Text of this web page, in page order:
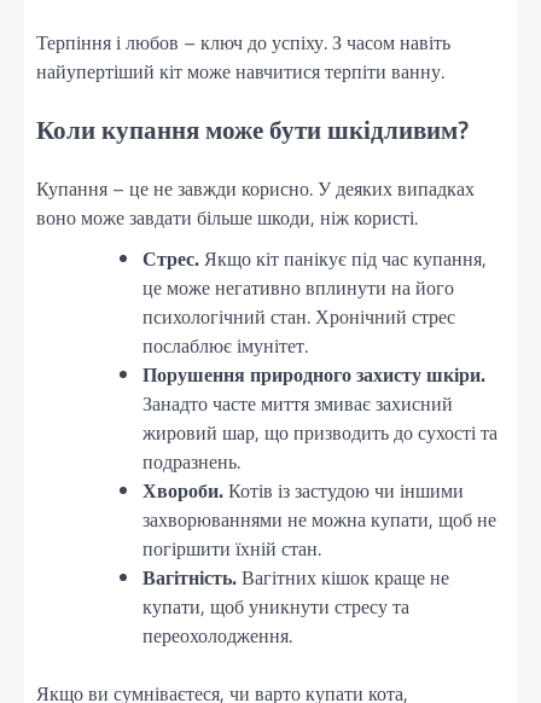
Терпіння і любов – ключ до успіху. З часом навіть
найупертіший кіт може навчитися терпіти ванну.
Коли купання може бути шкідливим?
Купання – це не завжди корисно. У деяких випадках
воно може завдати більше шкоди, ніж користі.
Стрес.Якщо кіт панікує під час купання,
це може негативно вплинути на його
психологічний стан. Хронічний стрес
послаблює імунітет.
Порушення природного захисту шкіри.
Занадто часте миття змиває захисний
жировий шар, що призводить до сухості та
подразнень.
Хвороби.Котів із застудою чи іншими
захворюваннями не можна купати, щоб не
погіршити їхній стан.
Вагітність.Вагітних кішок краще не
купати, щоб уникнути стресу та
переохолодження.
Якщо ви сумніваєтеся, чи варто купати кота,